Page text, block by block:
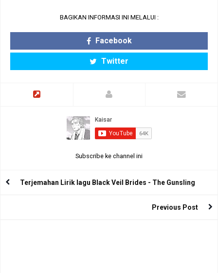
BAGIKAN INFORMASI INI MELALUI :
Facebook
Twitter
Subscribe ke channel ini
Terjemahan Lirik lagu Black Veil Brides - The Gunsling
Previous Post